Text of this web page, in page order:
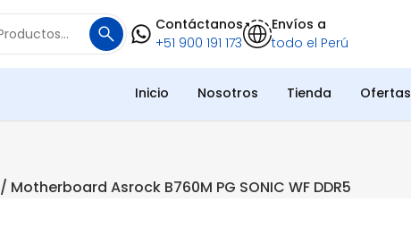
Buscar
por:
Contáctanos
+51 900 191 173
Envíos a
todo el Perú
Inicio Nosotros Tienda Ofertas
/ Motherboard Asrock B760M PG SONIC WF DDR5